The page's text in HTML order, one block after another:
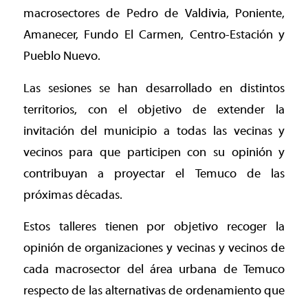
macrosectores de Pedro de Valdivia, Poniente,
Amanecer, Fundo El Carmen, Centro-Estación y
Pueblo Nuevo.
Las sesiones se han desarrollado en distintos
territorios, con el objetivo de extender la
invitación del municipio a todas las vecinas y
vecinos para que participen con su opinión y
contribuyan a proyectar el Temuco de las
próximas décadas.
Estos talleres tienen por objetivo recoger la
opinión de organizaciones y vecinas y vecinos de
cada macrosector del área urbana de Temuco
respecto de las alternativas de ordenamiento que